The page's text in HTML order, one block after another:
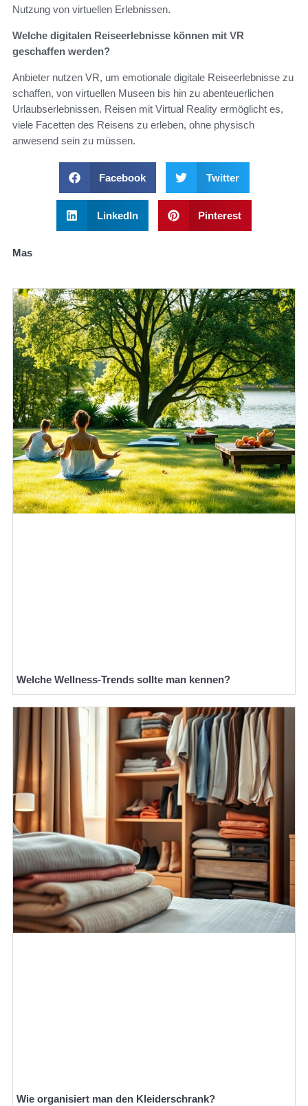
Nutzung von virtuellen Erlebnissen.
Welche digitalen Reiseerlebnisse können mit VR
geschaffen werden?
Anbieter nutzen VR, um emotionale digitale Reiseerlebnisse zu
schaffen, von virtuellen Museen bis hin zu abenteuerlichen
Urlaubserlebnissen. Reisen mit Virtual Reality ermöglicht es,
viele Facetten des Reisens zu erleben, ohne physisch
anwesend sein zu müssen.
Facebook Twitter
LinkedIn Pinterest
Mas
Welche Wellness-Trends sollte man kennen?
Wie organisiert man den Kleiderschrank?